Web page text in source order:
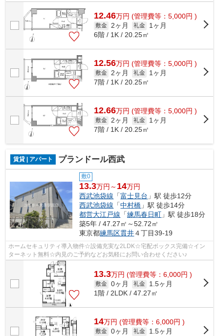
ンションです。お友達を招待するのも恥...
12.46万円 (管理費等：5,000円 )
敷金 2ヶ月 礼金
1ヶ月
6階 / 1K / 20.25㎡
12.56万円 (管理費等：5,000円 )
敷金 2ヶ月 礼金
1ヶ月
7階 / 1K / 20.25㎡
12.66万円 (管理費等：5,000円 )
敷金 2ヶ月 礼金
1ヶ月
7階 / 1K / 20.25㎡
賃貸 | アパート プランドール西武
敷0
13.3万円～ 14万円
西武池袋線 「富士見台 」駅 徒歩12分
西武池袋線 「中村橋 」駅 徒歩14分
都営大江戸線 「練馬春日町 」駅 徒歩18分
築5年 / 47.27㎡～52.72㎡
東京都練馬区貫井４丁目39-19
ホームセキュリティ導入物件☆設備充実な2LDK☆宅配ボックス完備☆イン
ターネット無料☆内見のご予約などお気軽にお問い合わせください♪
13.3万円 (管理費等：6,000円 )
敷金 0ヶ月 礼金
1.5ヶ月
1階 / 2LDK / 47.27㎡
14万円 (管理費等：6,000円 )
敷金 0ヶ月 礼金
1.5ヶ月